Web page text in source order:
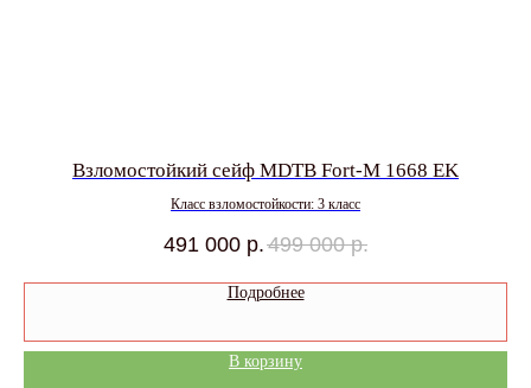
Взломостойкий сейф MDTB Fort-M 1668 EK
Класс взломостойкости: 3 класс
491 000 р.499 000 р.
Подробнее
В корзину